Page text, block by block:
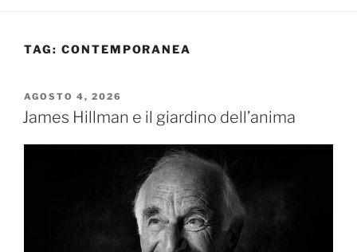
TAG: CONTEMPORANEA
PUBBLICATO
IL
AGOSTO 4, 2026
James Hillman e il giardino dell’anima